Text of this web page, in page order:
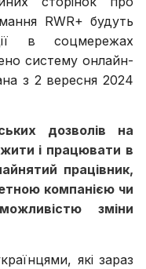
RWR+ будуть
в соцмережах
систему онлайн-
з 2 вересня 2024
дозволів на
і працювати в
працівник,
компанією чи
зміни
які зараз